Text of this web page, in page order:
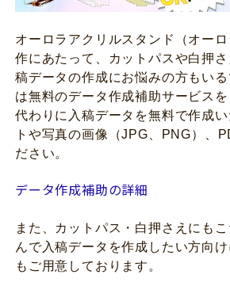
オーロラアクリルスタンド（オー
作にあたって、カットパスや白押
稿データの作成にお悩みの方もい
は無料のデータ作成補助サービス
代わりに入稿データを無料で作成
トや写真の画像（JPG、PNG）、
ださい。
データ作成補助の詳細
また、カットパス・白押さえにも
んで入稿データを作成したい方向
もご用意しております。